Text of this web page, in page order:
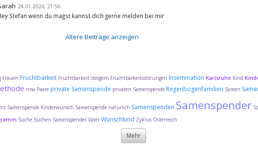
24.01.2024, 21:56
Stefan wenn du magst kannst dich gerne melden bei mir
Ältere Beiträge anzeigen
Frauen Fruchtbarkeit Fruchtbarkeit steigern Fruchtbarkeitsstörungen Insemination Karlsruhe Kind
nrw Paare private Samenspende privaten Samenspende Regenbogenfamilien Samen
Samenspende Kinderwunsch Samenspende natürlich Samenspenden Samenspender
Suche Suchen Samenspender Vater Wunschkind Zyklus Österreich
Mehr